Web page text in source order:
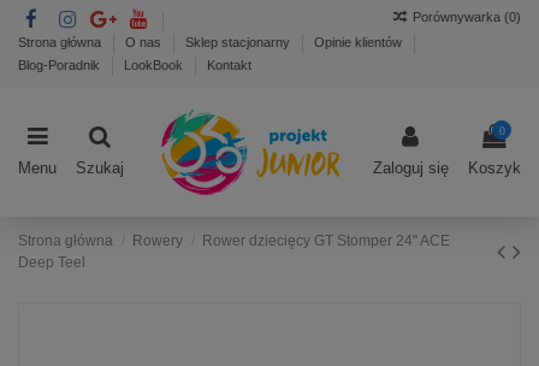
Strona główna O nas Sklep stacjonarny
Opinie klientów
Blog-Poradnik
LookBook Kontakt
Porównywarka (0)
Menu Szukaj Zaloguj się
0
Koszyk
Strona główna Rowery
Rower dziecięcy GT Stomper 24" ACE
Deep Teel